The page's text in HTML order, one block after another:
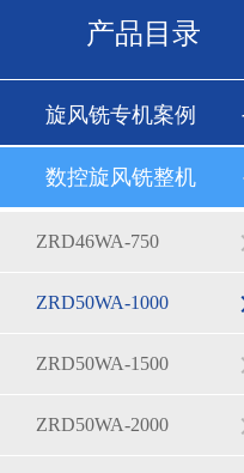
产品目录
旋风铣专机案例
数控旋风铣整机
ZRD46WA-750
ZRD50WA-1000
ZRD50WA-1500
ZRD50WA-2000